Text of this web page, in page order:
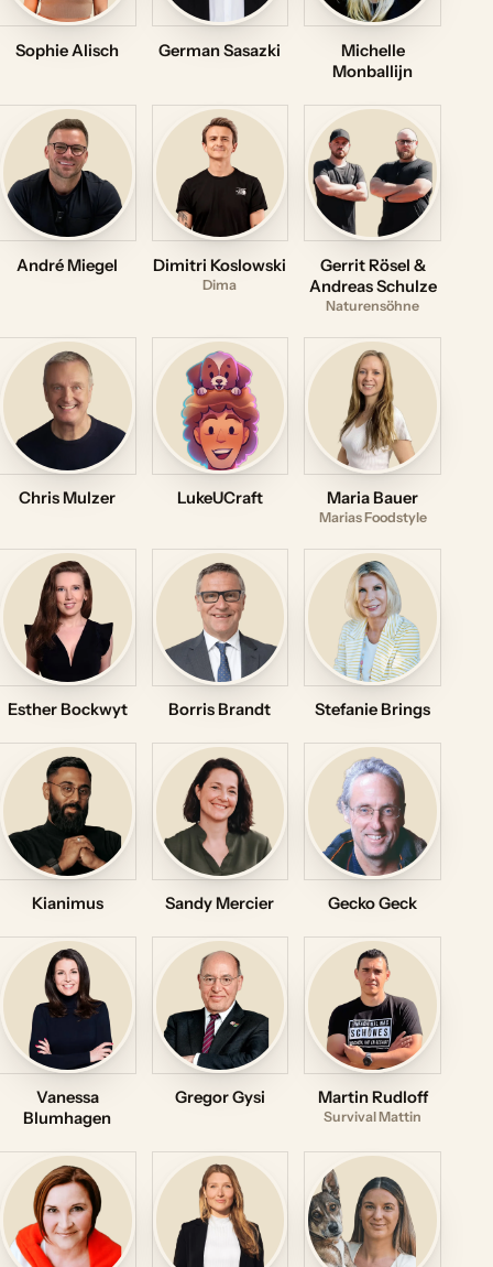
Sophie Alisch German Sasazki
Michelle
Monballijn
André Miegel Dimitri Koslowski
Dima
Gerrit Rösel &
Andreas Schulze
Naturensöhne
Chris Mulzer LukeUCraft Maria Bauer
Marias Foodstyle
Esther Bockwyt Borris Brandt Stefanie Brings
Kianimus Sandy Mercier Gecko Geck
Vanessa
Blumhagen
Gregor Gysi Martin Rudloff
Survival Mattin